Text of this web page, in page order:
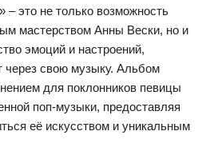
это не только возможность
мастерством Анны Вески, но и
эмоций и настроений,
через свою музыку. Альбом
для поклонников певицы
поп-музыки, предоставляя
её искусством и уникальным